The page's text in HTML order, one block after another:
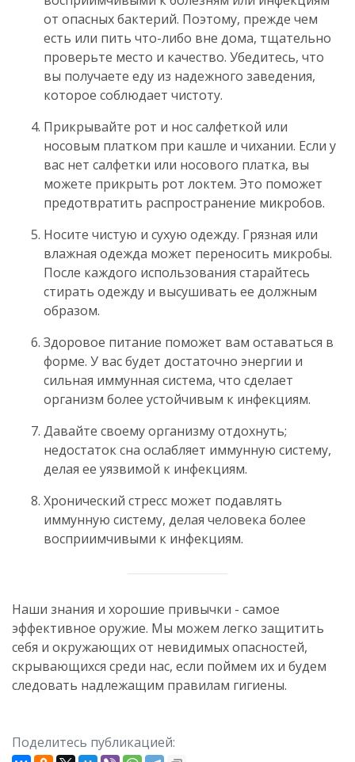
от опасных бактерий. Поэтому, прежде чем
есть или пить что-либо вне дома, тщательно
проверьте место и качество. Убедитесь, что
вы получаете еду из надежного заведения,
которое соблюдает чистоту.
Прикрывайте рот и нос салфеткой или
носовым платком при кашле и чихании. Если у
вас нет салфетки или носового платка, вы
можете прикрыть рот локтем. Это поможет
предотвратить распространение микробов.
Носите чистую и сухую одежду. Грязная или
влажная одежда может переносить микробы.
После каждого использования старайтесь
стирать одежду и высушивать ее должным
образом.
Здоровое питание поможет вам оставаться в
форме. У вас будет достаточно энергии и
сильная иммунная система, что сделает
организм более устойчивым к инфекциям.
Давайте своему организму отдохнуть;
недостаток сна ослабляет иммунную систему,
делая ее уязвимой к инфекциям.
Хронический стресс может подавлять
иммунную систему, делая человека более
восприимчивыми к инфекциям.
Наши знания и хорошие привычки - самое
эффективное оружие. Мы можем легко защитить
себя и окружающих от невидимых опасностей,
скрывающихся среди нас, если поймем их и будем
следовать надлежащим правилам гигиены.
Поделитесь публикацией: